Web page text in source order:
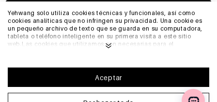
Yehwang solo utiliza cookies técnicas y funcionales, así como
cookies analíticas que no infringen su privacidad. Una cookie es
un pequeño archivo de texto que se guarda en su computadora,
tableta o teléfono inteligente en su primera visita a este sitio
web.Las cookies que utilizamos son necesarias para el
por ejemplo, sus preferencias. También nos permiten optimizar
nuestro sitio web.Para garantizar una buena experiencia de
navegación y compra en Yehwang, le recomendamos que acepte
nuestra recopilación y uso de cookies. Puede darse de baja de las
cookies ajustando la configuración de su navegador de internet
Aceptar
SUSCRIBIRME
INFORMACIÓN